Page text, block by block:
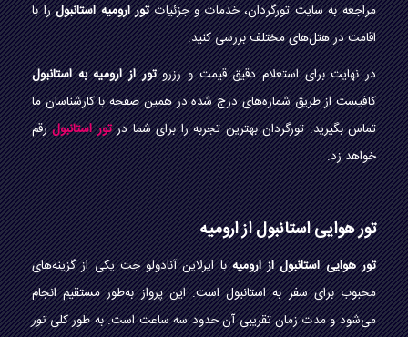
مراجعه به سایت تورگردان، خدمات و جزئیاتتور ارومیه استانبولرا با
اقامت در هتل‌های مختلف بررسی کنید.
در نهایت برای استعلام دقیق قیمت و رزروتور از ارومیه به استانبول
کافیست از طریق شماره‌های درج شده در همین صفحه با کارشناسان ما
تماس بگیرید. تورگردان بهترین تجربه را برای شما درتور استانبولرقم
خواهد زد.
تور هوایی استانبول از ارومیه
تور هوایی استانبول از ارومیهبا ایرلاین آنادولو جت یکی از گزینه‌های
محبوب برای سفر به استانبول است. این پرواز به‌طور مستقیم انجام
می‌شود و مدت زمان تقریبی آن حدود سه ساعت است. به طور کلیتور